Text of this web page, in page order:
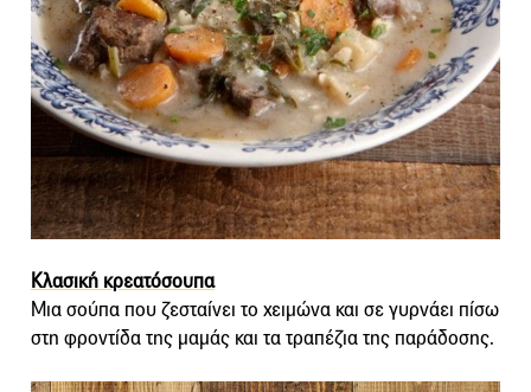
Κλασική κρεατόσουπα
Μια σούπα που ζεσταίνει το χειμώνα και σε γυρνάει πίσω
στη φροντίδα της μαμάς και τα τραπέζια της παράδοσης.